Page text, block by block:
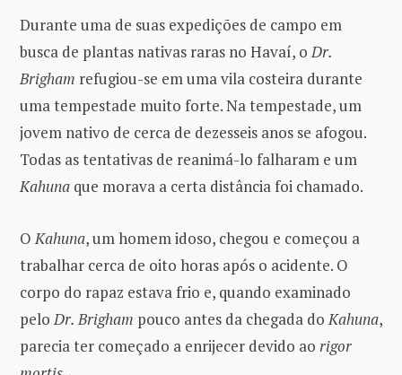
Durante uma de suas expedições de campo em
busca de plantas nativas raras no Havaí, oDr.
Brigham refugiou-se em uma vila costeira durante
uma tempestade muito forte. Na tempestade, um
jovem nativo de cerca de dezesseis anos se afogou.
Todas as tentativas de reanimá-lo falharam e um
Kahuna que morava a certa distância foi chamado.
OKahuna, um homem idoso, chegou e começou a
trabalhar cerca de oito horas após o acidente. O
corpo do rapaz estava frio e, quando examinado
peloDr. Brigham pouco antes da chegada doKahuna,
parecia ter começado a enrijecer devido ao rigor